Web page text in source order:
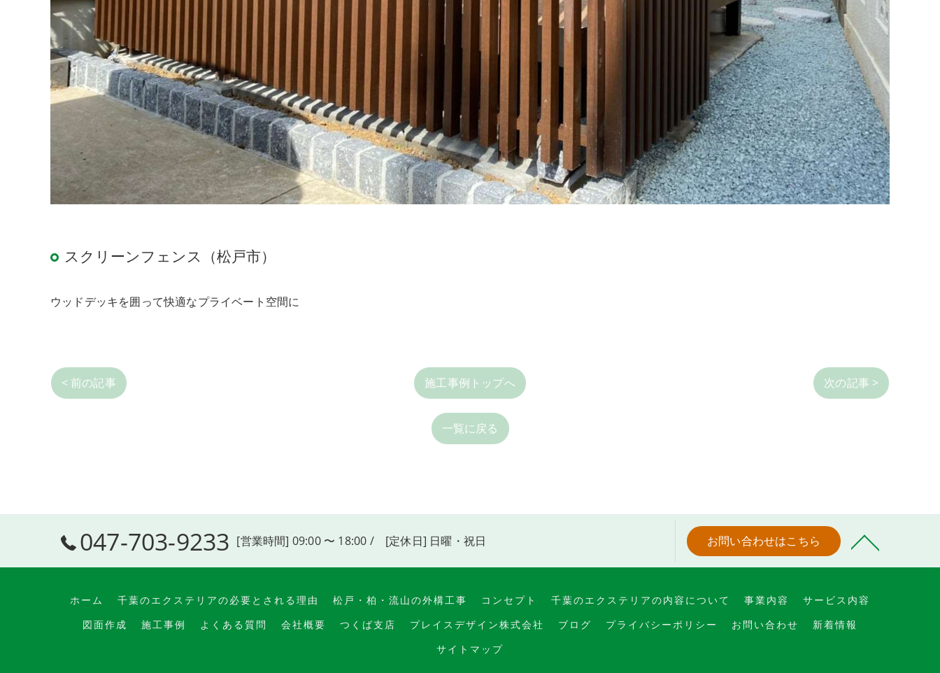
スクリーンフェンス（松戸市）
ウッドデッキを囲って快適なプライベート空間に
< 前の記事 施工事例トップへ 次の記事 >
一覧に戻る
047-703-9233 [営業時間] 09:00 〜 18:00 / [定休日] 日曜・祝日 お問い合わせはこちら
ホーム 千葉のエクステリアの必要とされる理由 松戸・柏・流山の外構工事 コンセプト 千葉のエクステリアの内容について 事業内容
サービス内容
図面作成
施工事例 よくある質問 会社概要 つくば支店 プレイスデザイン株式会社 ブログ プライバシーポリシー お問い合わせ
新着情報
サイトマップ